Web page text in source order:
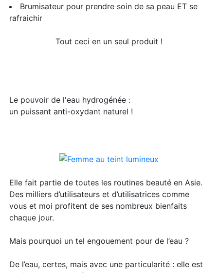
Brumisateur pour prendre soin de sa peau ET se
rafraichir
Tout ceci en un seul produit !
​Le pouvoir de l'eau hydrogénée :
un puissant anti-oxydant naturel !
Elle fait partie de toutes les routines beauté en Asie.
Des milliers d’utilisateurs et d’utilisatrices comme
vous et moi profitent de ses nombreux bienfaits
chaque jour.
Mais pourquoi un tel engouement pour de l’eau ?
De l’eau, certes, mais avec une particularité : elle est